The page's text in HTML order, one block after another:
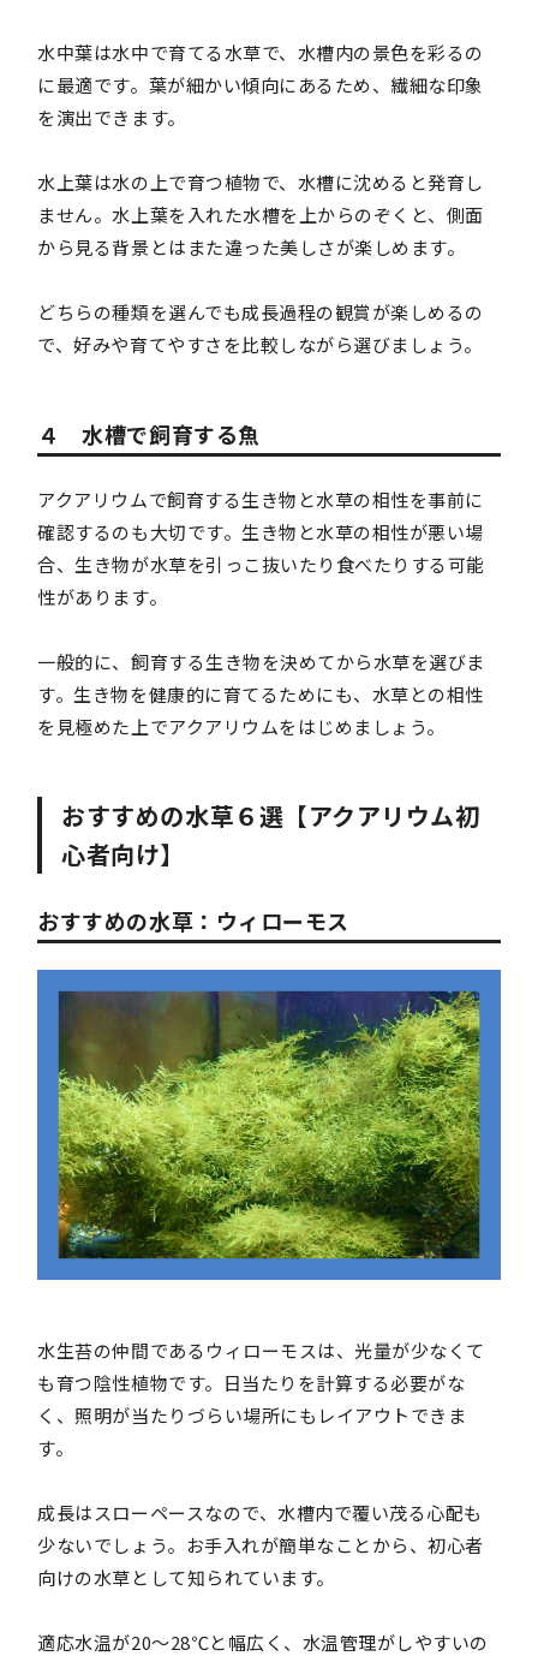
水中葉は水中で育てる水草で、水槽内の景色を彩るの
に最適です。葉が細かい傾向にあるため、繊細な印象
を演出できます。
水上葉は水の上で育つ植物で、水槽に沈めると発育し
ません。水上葉を入れた水槽を上からのぞくと、側面
から見る背景とはまた違った美しさが楽しめます。
どちらの種類を選んでも成長過程の観賞が楽しめるの
で、好みや育てやすさを比較しながら選びましょう。
４ 水槽で飼育する魚
アクアリウムで飼育する生き物と水草の相性を事前に
確認するのも大切です。生き物と水草の相性が悪い場
合、生き物が水草を引っこ抜いたり食べたりする可能
性があります。
一般的に、飼育する生き物を決めてから水草を選びま
す。生き物を健康的に育てるためにも、水草との相性
を見極めた上でアクアリウムをはじめましょう。
おすすめの水草６選【アクアリウム初
心者向け】
おすすめの水草：ウィローモス
水生苔の仲間であるウィローモスは、光量が少なくて
も育つ陰性植物です。日当たりを計算する必要がな
く、照明が当たりづらい場所にもレイアウトできま
す。
成長はスローペースなので、水槽内で覆い茂る心配も
少ないでしょう。お手入れが簡単なことから、初心者
向けの水草として知られています。
適応水温が20～28℃と幅広く、水温管理がしやすいの